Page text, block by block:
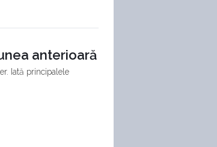
anterioară
Iată principalele